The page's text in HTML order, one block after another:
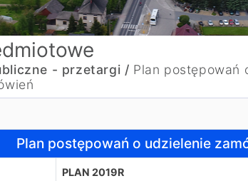
- przetargi / Plan postępowań
o udzielenie zamówień na 2019 rok.
Plan postępowań o udzielenie
PLAN 2019R